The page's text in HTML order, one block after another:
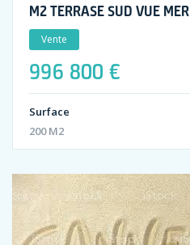
M2 TERRASE SUD VUE MER
Vente
996 800 €
Surface
200 M2